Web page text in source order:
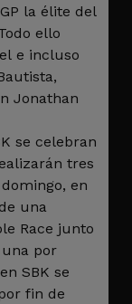
la élite del
ello
e incluso
Jonathan
se celebran
tres
en
una
Race junto
por
SBK se
fin de